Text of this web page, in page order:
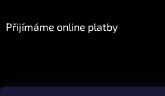
Přijímáme online platby